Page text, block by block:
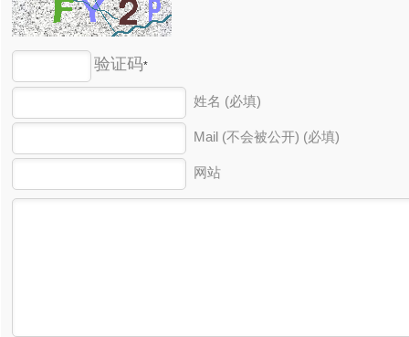
验证码*
姓名 (必填)
Mail (不会被公开) (必填)
网站